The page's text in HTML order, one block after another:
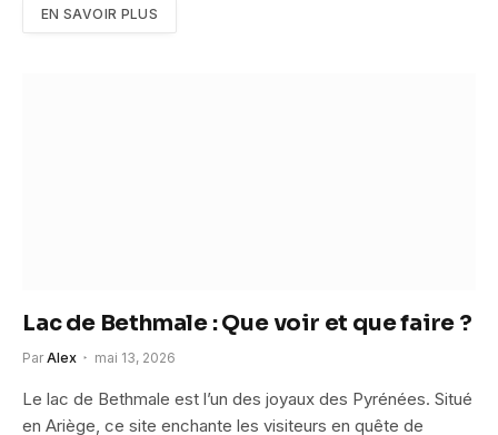
EN SAVOIR PLUS
Lac de Bethmale : Que voir et que faire ?
Par Alex mai 13, 2026
Le lac de Bethmale est l’un des joyaux des Pyrénées. Situé
en Ariège, ce site enchante les visiteurs en quête de